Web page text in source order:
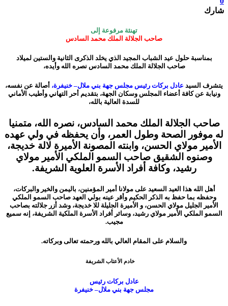
شارك
تهنئة مرفوعة إلى
صاحب لجلالة الملك محمد السادس
بمناسبة حلول عيد الشباب المجيد الذي يخلد الذكرى الثانية والستين لميلاد
صاحب الجلالة الملك محمد السادس نصره الله وأيده،
يتشرف السيد عادل بركات رئيس مجلس جهة بني ملال– خنيفرة، أصالة عن نفسه،
ونيابة عن كافة أعضاء المجلس وسكان الجهة، بتقديم أحر التهاني وأطيب الأماني
للسدة العالية بالله،
صاحب الجلالة الملك محمد السادس، نصره الله، متمنيا
له موفور الصحة وطول العمر، وأن يحفظه في ولي عهده
الأمير مولاي الحسن، وابنته المصونة الأميرة لالة خديجة،
وصنوه الشقيق صاحب السمو الملكي الأمير مولاي
رشيد، وكافة أفراد الأسرة العلوية الشريفة.
أهل الله هذا العيد السعيد على مولانا أمير المؤمنين، باليمن والخير والبركات،
وحفظه بما حفظ به الذكر الحكيم وأقر عينه بولي العهد صاحب السمو الملكي
الأمير الجليل مولاي الحسن، و الأميرة الجليلة للا خديجة، وشد أزر جلالته بصاحب
السمو الملكي الأمير مولاي رشيد، وسائر أفراد الأسرة الملكية الشريفة، إنه سميع
مجيب.
والسلام على المقام العالي بالله ورحمته تعالى وبركاته.
خادم الأعتاب الشريفة
عادل بركات رئيس
مجلس جهة بني ملال– خنيفرة